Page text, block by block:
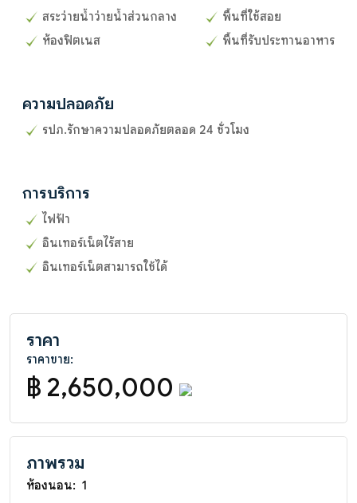
สระว่ายน้ำว่ายน้ำส่วนกลาง
ห้องฟิตเนส
พื้นที่ใช้สอย
พื้นที่รับประทานอาหาร
ความปลอดภัย
รปภ.รักษาความปลอดภัยตลอด 24 ชั่วโมง
การบริการ
ไฟฟ้า
อินเทอร์เน็ตไร้สาย
อินเทอร์เน็ตสามารถใช้ได้
ราคา
ราคาขาย:
฿ 2,650,000
ภาพรวม
ห้องนอน: 1